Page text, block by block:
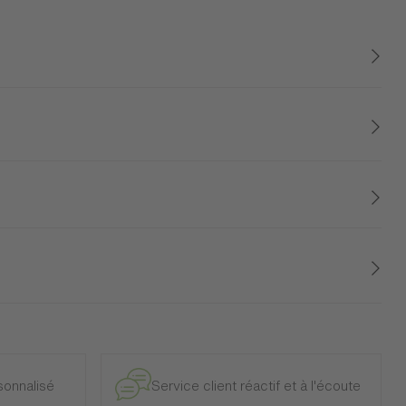
neutre et épuré pour se fondre habilement chez
elle vous charmera sans aucun doute.
et intérieur, à l’exclusion des modèles d’exposition.
Service client réactif et à l'écoute